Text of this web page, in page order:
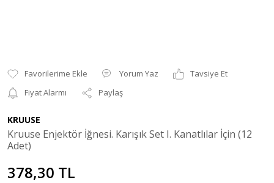
Yorum Yaz
Tavsiye Et
Fiyat Alarmı
Paylaş
KRUUSE
Kruuse Enjektör İğnesi. Karışık Set I. Kanatlılar İçin (12
Adet)
378,30 TL